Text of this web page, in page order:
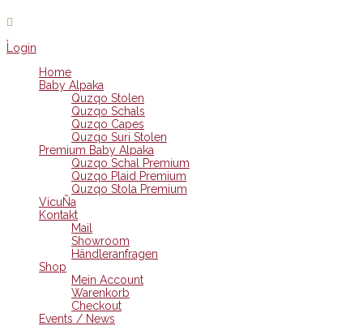
Login
Home
Baby Alpaka
Quzqo Stolen
Quzqo Schals
Quzqo Capes
Quzqo Suri Stolen
Premium Baby Alpaka
Quzqo Schal Premium
Quzqo Plaid Premium
Quzqo Stola Premium
VicuÑa
Kontakt
Mail
Showroom
Händleranfragen
Shop
Mein Account
Warenkorb
Checkout
Events / News